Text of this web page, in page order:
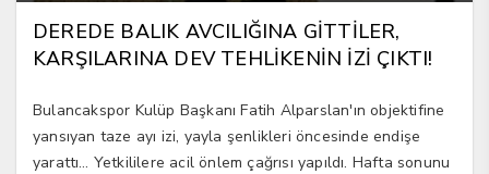
DEREDE BALIK AVCILIĞINA GİTTİLER,
KARŞILARINA DEV TEHLİKENİN İZİ ÇIKTI!
Bulancakspor Kulüp Başkanı Fatih Alparslan'ın objektifine
yansıyan taze ayı izi, yayla şenlikleri öncesinde endişe
yarattı… Yetkililere acil önlem çağrısı yapıldı. Hafta sonunu